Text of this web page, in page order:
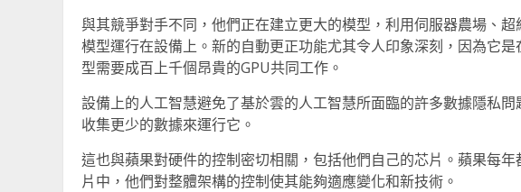
與其競爭對手不同，他們正在建立更大的模型，利用伺服器農場、
模型運行在設備上。新的自動更正功能尤其令人印象深刻，因為它
型需要成百上千個昂貴的GPU共同工作。
設備上的人工智慧避免了基於雲的人工智慧所面臨的許多數據隱私
收集更少的數據來運行它。
這也與蘋果對硬件的控制密切相關，包括他們自己的芯片。蘋果每
片中，他們對整體架構的控制使其能夠適應變化和新技術。